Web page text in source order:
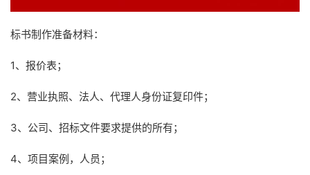
标书制作准备材料：
1、报价表；
2、营业执照、法人、代理人身份证复印件；
3、公司、招标文件要求提供的所有；
4、项目案例，人员；